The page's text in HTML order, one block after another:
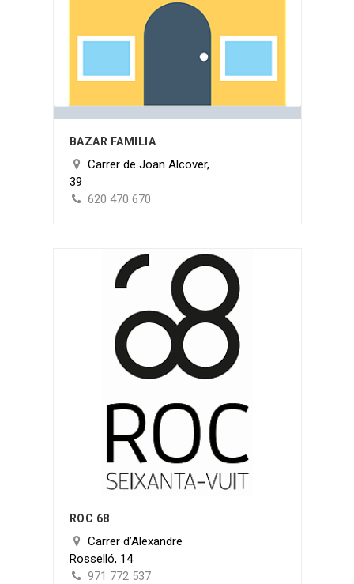
BAZAR FAMILIA
Carrer de Joan Alcover,
39
620 470 670
ROC 68
Carrer d’Alexandre
Rosselló, 14
971 772 537